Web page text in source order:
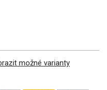
možné varianty